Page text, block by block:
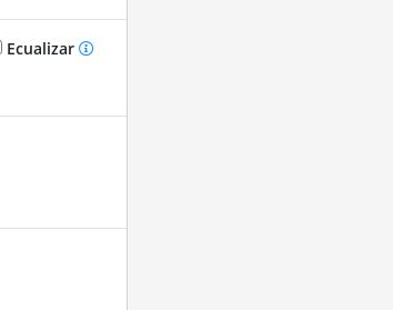
Ecualizar